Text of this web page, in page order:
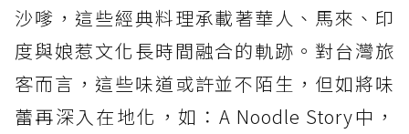
沙嗲，這些經典料理承載著華人、馬來、印
度與娘惹文化長時間融合的軌跡。對台灣旅
客而言，這些味道或許並不陌生，但如將味
蕾再深入在地化，如：A Noodle Story中，